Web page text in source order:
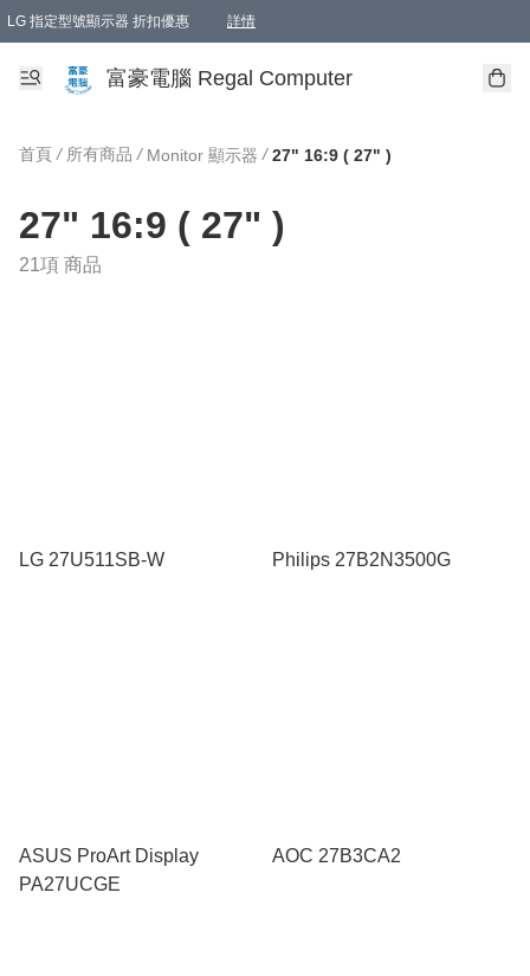
LG 指定型號顯示器 折扣優惠 詳情
富豪電腦 Regal Computer
首頁 / 所有商品 / Monitor 顯示器 / 27" 16:9 ( 27" )
27" 16:9 ( 27" )
21項 商品
LG 27U511SB-W Philips 27B2N3500G
ASUS ProArt Display
PA27UCGE
AOC 27B3CA2